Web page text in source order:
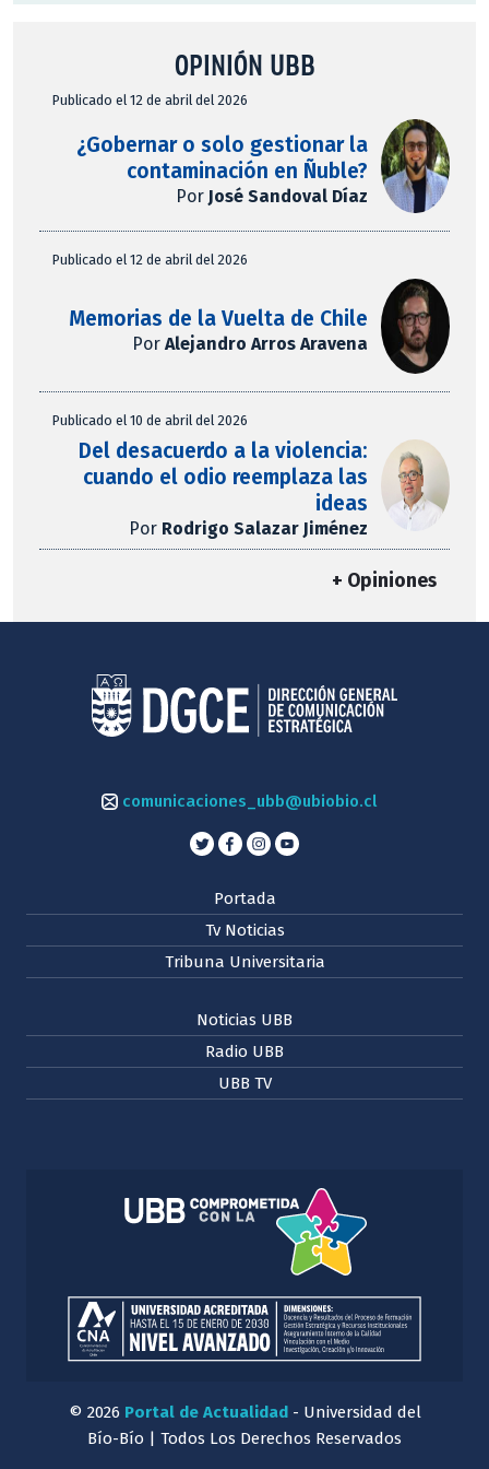
OPINIÓN UBB
Publicado el 12 de abril del 2026
¿Gobernar o solo gestionar la
contaminación en Ñuble?
Por José Sandoval Díaz
Publicado el 12 de abril del 2026
Memorias de la Vuelta de Chile
PorAlejandro Arros Aravena
Publicado el 10 de abril del 2026
Del desacuerdo a la violencia:
cuando el odio reemplaza las
ideas
Por Rodrigo Salazar Jiménez
+ Opiniones
comunicaciones_ubb@ubiobio.cl
Portada
Tv Noticias
Tribuna Universitaria
Noticias UBB
Radio UBB
UBB TV
© 2026 Portal de Actualidad- Universidad del
Bío-Bío | Todos Los Derechos Reservados